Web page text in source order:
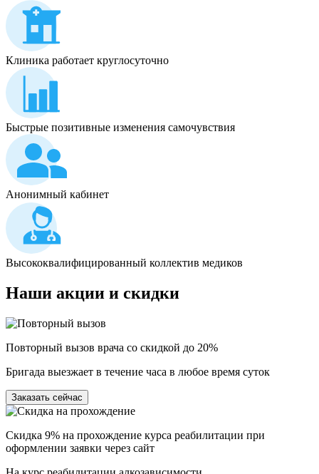
Клиника работает круглосуточно
Быстрые позитивные изменения самочувствия
Анонимный кабинет
Высококвалифицированный коллектив медиков
Наши акции и скидки
Повторный вызов врача со скидкой до 20%
Бригада выезжает в течение часа в любое время суток
Заказать сейчас
Скидка 9% на прохождение курса реабилитации при
оформлении заявки через сайт